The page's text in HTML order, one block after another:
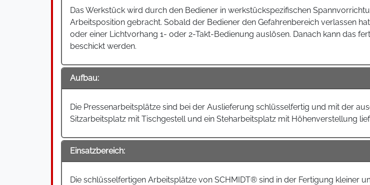
Das Werkstück wird durch den Bediener in werkstückspezifischen
Arbeitsposition gebracht. Sobald der Bediener den Gefahrenbereich verlassen
oder einer Lichtvorhang 1- oder 2-Takt-Bedienung auslösen. Danach kann das
beschickt werden.
Aufbau:
Die Pressenarbeitsplätze sind bei der Auslieferung schlüsselfertig und mit der
Sitzarbeitsplatz mit Tischgestell und ein Steharbeitsplatz mit Höhenverstellung
Einsatzbereich:
Die schlüsselfertigen Arbeitsplätze von SCHMIDT® sind in der Fertigung kleiner